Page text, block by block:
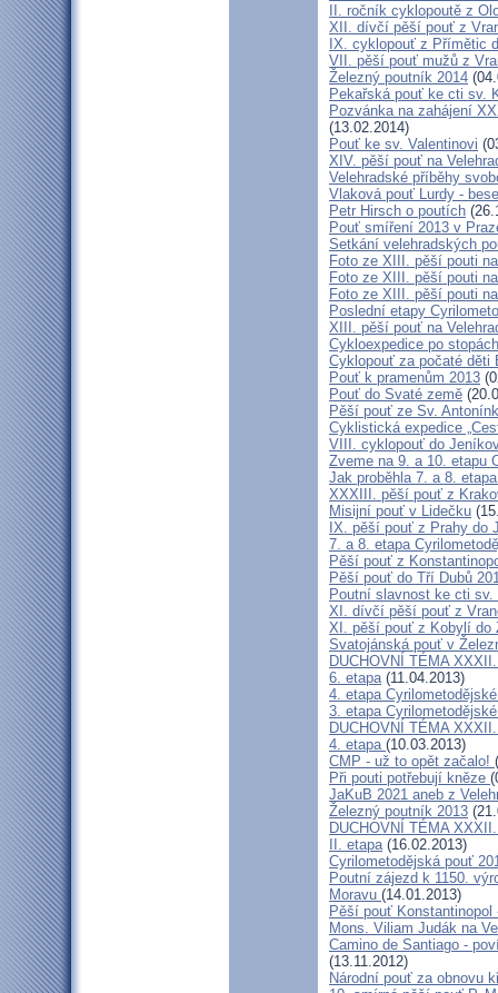
II. ročník cyklopoutě z
XII. dívčí pěší pouť z
IX. cyklopouť z Přímětic
VII. pěší pouť mužů z
Železný poutník 2014
Pekařská pouť ke cti sv.
Pozvánka na zahájení
(13.02.2014)
Pouť ke sv. Valentinovi
XIV. pěší pouť na
Velehradské příběhy
Vlaková pouť Lurdy -
Petr Hirsch o poutích
Pouť smíření 2013 v
Setkání velehradských
Foto ze XIII. pěší pouti
Foto ze XIII. pěší pouti
Foto ze XIII. pěší pouti
Poslední etapy
XIII. pěší pouť na
Cykloexpedice po
Cyklopouť za počaté děti
Pouť k pramenům 2013
Pouť do Svaté země
Pěší pouť ze Sv.
Cyklistická expedice
VIII. cyklopouť do
Zveme na 9. a 10. etapu
Jak proběhla 7. a 8.
XXXIII. pěší pouť z
Misijní pouť v Lidečku
IX. pěší pouť z Prahy do
7. a 8. etapa
Pěší pouť z
Pěší pouť do Tří Dubů
Poutní slavnost ke cti sv.
XI. dívčí pěší pouť z
XI. pěší pouť z Kobylí do
Svatojánská pouť v
DUCHOVNÍ TÉMA
6. etapa(11.04.2013)
4. etapa
3. etapa
DUCHOVNÍ TÉMA
4. etapa (10.03.2013)
CMP - už to opět začalo!
Při pouti potřebují kněze
JaKuB 2021 aneb z
Železný poutník 2013
DUCHOVNÍ TÉMA
II. etapa(16.02.2013)
Cyrilometodějská pouť
Poutní zájezd k 1150.
Moravu (14.01.2013)
Pěší pouť Konstantinopol
Mons. Viliam Judák na
Camino de Santiago -
(13.11.2012)
Národní pouť za obnovu